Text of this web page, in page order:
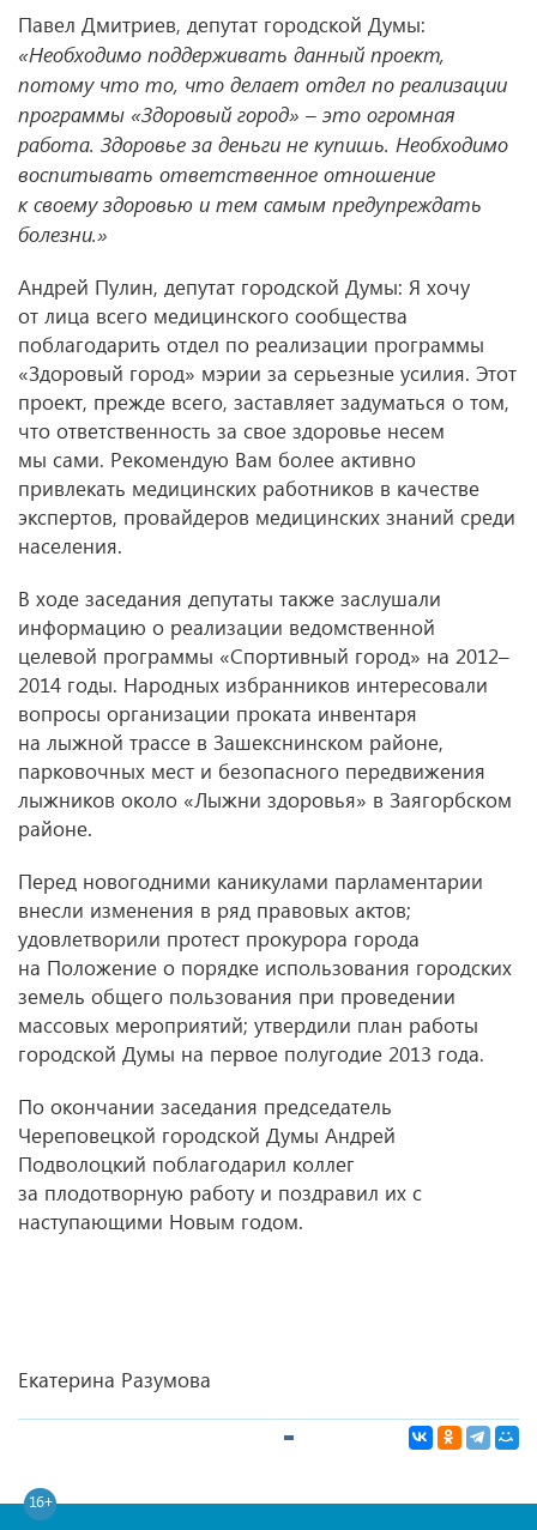
Павел Дмитриев, депутат городской Думы:
«Необходимо поддерживать данный проект,
потому что то, что делает отдел по реализации
программы «Здоровый город» – это огромная
работа. Здоровье за деньги не купишь. Необходимо
воспитывать ответственное отношение
к своему здоровью и тем самым предупреждать
болезни.»
Андрей Пулин, депутат городской Думы: Я хочу
от лица всего медицинского сообщества
поблагодарить отдел по реализации программы
«Здоровый город» мэрии за серьезные усилия. Этот
проект, прежде всего, заставляет задуматься о том,
что ответственность за свое здоровье несем
мы сами. Рекомендую Вам более активно
привлекать медицинских работников в качестве
экспертов, провайдеров медицинских знаний среди
населения.
В ходе заседания депутаты также заслушали
информацию о реализации ведомственной
целевой программы «Спортивный город» на 2012–
2014 годы. Народных избранников интересовали
вопросы организации проката инвентаря
на лыжной трассе в Зашекснинском районе,
парковочных мест и безопасного передвижения
лыжников около «Лыжни здоровья» в Заягорбском
районе.
Перед новогодними каникулами парламентарии
внесли изменения в ряд правовых актов;
удовлетворили протест прокурора города
на Положение о порядке использования городских
земель общего пользования при проведении
массовых мероприятий; утвердили план работы
городской Думы на первое полугодие 2013 года.
По окончании заседания председатель
Череповецкой городской Думы Андрей
Подволоцкий поблагодарил коллег
за плодотворную работу и поздравил их с
наступающими Новым годом.
Екатерина Разумова
16+